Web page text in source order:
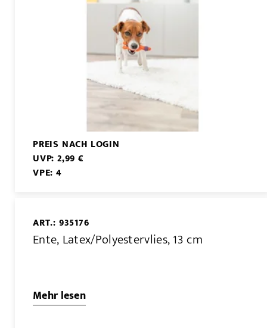
PREIS NACH LOGIN
UVP: 2,99 €
VPE: 4
ART.: 935176
Ente, Latex/Polyestervlies, 13 cm
Mehr lesen